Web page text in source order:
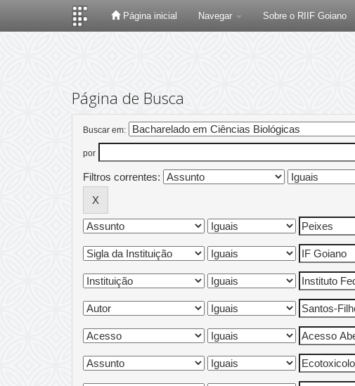
Página inicial Navegar Sobre o RIIF Goiano
Página de Busca
Buscar em:
por
Filtros correntes: